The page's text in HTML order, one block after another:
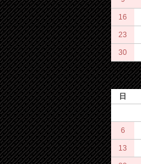
16
23
30
日
6
13